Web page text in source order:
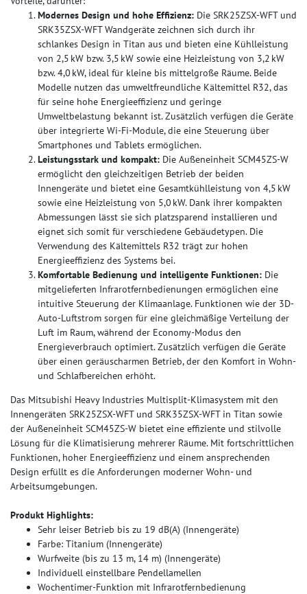
Modernes Design und hohe Effizienz: Die SRK25ZSX-WFT und
SRK35ZSX-WFT Wandgeräte zeichnen sich durch ihr
schlankes Design in Titan aus und bieten eine Kühlleistung
von 2,5 kW bzw. 3,5 kW sowie eine Heizleistung von 3,2 kW
bzw. 4,0 kW, ideal für kleine bis mittelgroße Räume. Beide
Modelle nutzen das umweltfreundliche Kältemittel R32, das
für seine hohe Energieeffizienz und geringe
Umweltbelastung bekannt ist. Zusätzlich verfügen die Geräte
über integrierte Wi-Fi-Module, die eine Steuerung über
Smartphones und Tablets ermöglichen.
Leistungsstark und kompakt: Die Außeneinheit SCM45ZS-W
ermöglicht den gleichzeitigen Betrieb der beiden
Innengeräte und bietet eine Gesamtkühlleistung von 4,5 kW
sowie eine Heizleistung von 5,0 kW. Dank ihrer kompakten
Abmessungen lässt sie sich platzsparend installieren und
eignet sich somit für verschiedene Gebäudetypen. Die
Verwendung des Kältemittels R32 trägt zur hohen
Energieeffizienz des Systems bei.
Komfortable Bedienung und intelligente Funktionen: Die
mitgelieferten Infrarotfernbedienungen ermöglichen eine
intuitive Steuerung der Klimaanlage. Funktionen wie der 3D-
Auto-Luftstrom sorgen für eine gleichmäßige Verteilung der
Luft im Raum, während der Economy-Modus den
Energieverbrauch optimiert. Zusätzlich verfügen die Geräte
über einen geräuscharmen Betrieb, der den Komfort in Wohn-
und Schlafbereichen erhöht.
Das Mitsubishi Heavy Industries Multisplit-Klimasystem mit den
Innengeräten SRK25ZSX-WFT und SRK35ZSX-WFT in Titan sowie
der Außeneinheit SCM45ZS-W bietet eine effiziente und stilvolle
Lösung für die Klimatisierung mehrerer Räume. Mit fortschrittlichen
Funktionen, hoher Energieeffizienz und einem ansprechenden
Design erfüllt es die Anforderungen moderner Wohn- und
Arbeitsumgebungen.
Produkt Highlights:
Sehr leiser Betrieb bis zu 19 dB(A) (Innengeräte)
Farbe: Titanium (Innengeräte)
Wurfweite (bis zu 13 m, 14 m) (Innengeräte)
Individuell einstellbare Pendellamellen
Wochentimer-Funktion mit Infrarotfernbedienung